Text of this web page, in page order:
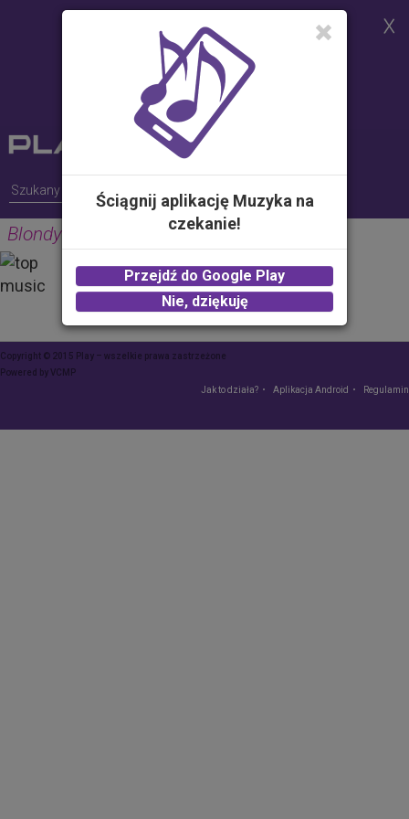
celu realizacji usług i zgodnie z
Polityką Plików Cookies.
Możesz określić warunki
przechowywania lub dostępu do
plików cookies w Twojej
przeglądarce
Blondyna-Dawid
PROPOLIS MEDIA
2.00 zł -KUP
Copyright © 2015 Play – wszelkie prawa zastrzeżone
Powered byVCMP
Jak to działa?
Aplikacja Android Regulamin
Ściągnij aplikację Muzyka na
czekanie!
Przejdź do Google Play
Nie, dziękuję